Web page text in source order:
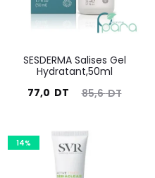
SESDERMA Salises Gel
Hydratant,50ml
85,6DT
Le
initial
était :
77,0 DT
actuel
14%